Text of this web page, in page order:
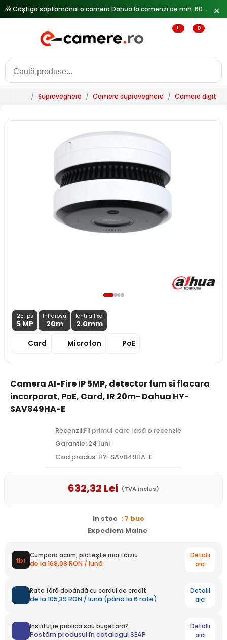
✕
0 0
/ Supraveghere / Camere supraveghere / Camere digitale
25 fps
5 MP
Infrarosu
20m
lentila fixa
2.0mm
Card
Microfon PoE
Camera AI-Fire IP 5MP, detector fum si flacara
incorporat, PoE, Card, IR 20m- Dahua HY-
SAV849HA-E
Recenzii:Fii primul care lasă o recenzie
Garantie: 24 luni
Cod produs: HY-SAV849HA-E
632,32 Lei (TVA inclus)
In stoc : 7 buc
Expediem Maine
Cumpără acum, plătește mai târziu
de la 168,08 RON / lună
Detalii
aici
Rate fără dobândă cu cardul de credit
de la 105,39 RON / lună (până la 6 rate)
Detalii
aici
Instituție publică sau bugetară?
Postăm produsul în catalogul SEAP
Detalii
aici